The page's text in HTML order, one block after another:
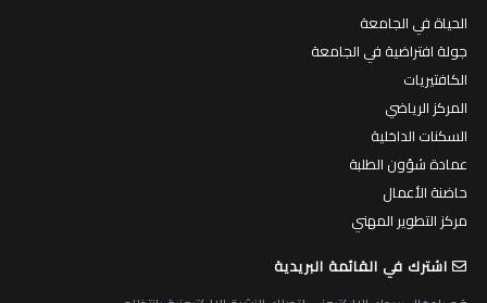
الحياة في الجامعة
جولة افتراضية في الجامعة
الكافتيريات
المركز الرياضي
السكنات الداخلية
عمادة شؤون الطلبة
حاضنة الأعمال
مركز التطوير المهني
اشترك في القائمة البريدية